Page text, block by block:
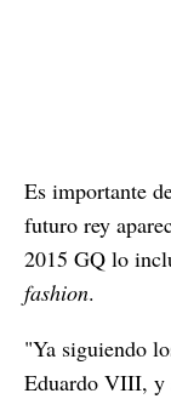
Es importante
futuro rey
2015 GQ lo
fashion.
"Ya siguiendo
Eduardo VIII, y